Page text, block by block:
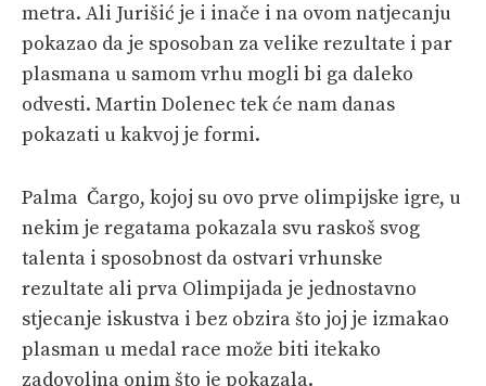
metra. Ali Jurišić je i inače i na ovom natjecanju
pokazao da je sposoban za velike rezultate i par
plasmana u samom vrhu mogli bi ga daleko
odvesti. Martin Dolenec tek će nam danas
pokazati u kakvoj je formi.
Palma Čargo, kojoj su ovo prve olimpijske igre, u
nekim je regatama pokazala svu raskoš svog
talenta i sposobnost da ostvari vrhunske
rezultate ali prva Olimpijada je jednostavno
stjecanje iskustva i bez obzira što joj je izmakao
plasman u medal race može biti itekako
zadovoljna onim što je pokazala.